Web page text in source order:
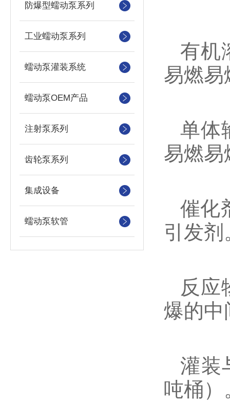
防爆型蠕动泵系列
工业蠕动泵系列
蠕动泵灌装系统
蠕动泵OEM产品
注射泵系列
齿轮泵系列
集成设备
蠕动泵软管
有机
易燃易
单体
易燃易
催化
引发剂
反应
爆的中
灌装
吨桶）